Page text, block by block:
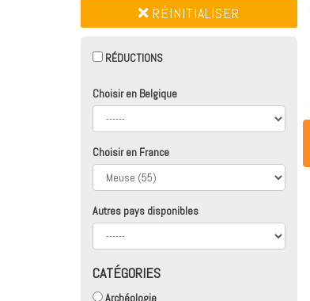
RÉINITIALISER
RÉDUCTIONS
Choisir en Belgique
Choisir en France
Autres pays disponibles
CATÉGORIES
Archéologie